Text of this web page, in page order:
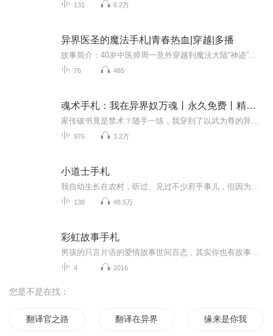
131 6.2万
异界医圣的魔法手札|青春热血|穿越|多播
76 485
魂术手札：我在异界奴万魂丨永久免费丨精品多播
976 3.2万
小道士手札
138 48.5万
彩虹故事手札
4 2016
您是不是在找：
翻译官之路 翻译在异界 缘来是你我的民